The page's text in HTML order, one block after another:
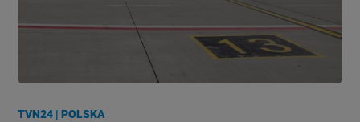
TVN24 |POLSKA